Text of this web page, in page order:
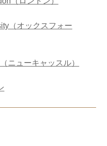
（オックスフォー
ニューキャッスル）